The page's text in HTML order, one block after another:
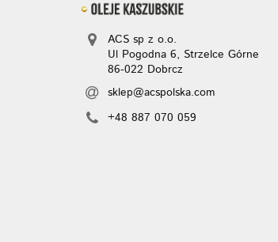
ACS sp z o.o.
Ul Pogodna 6, Strzelce Górne
86-022 Dobrcz
sklep@acspolska.com
+48 887 070 059